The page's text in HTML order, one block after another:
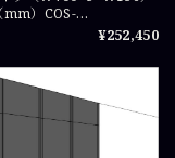
）COS-
¥252,450